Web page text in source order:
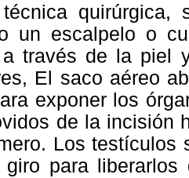
quirúrgica,
un escalpelo o
a través de la piel
El saco aéreo
exponer los
de la incisión
Los testículos
giro para